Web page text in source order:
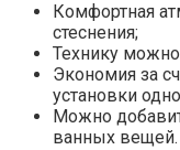
Комфортная
стеснения;
Технику
Экономия за
установки
Можно
ванных вещей.